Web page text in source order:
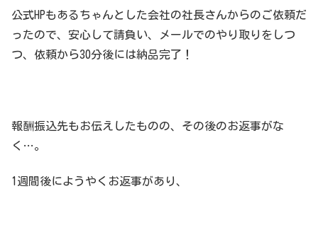
公式HPもあるちゃんとした会社の社長さんからのご依頼だ
ったので、安心して請負い、メールでのやり取りをしつ
つ、依頼から30分後には納品完了！
報酬振込先もお伝えしたものの、その後のお返事がな
く…。
1週間後にようやくお返事があり、